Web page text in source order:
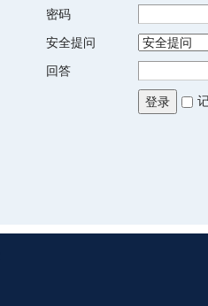
密码
安全提问
回答
登录